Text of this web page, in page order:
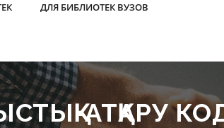
ДЛЯ БИБЛИОТЕК ВУЗОВ
АТҚАРУ